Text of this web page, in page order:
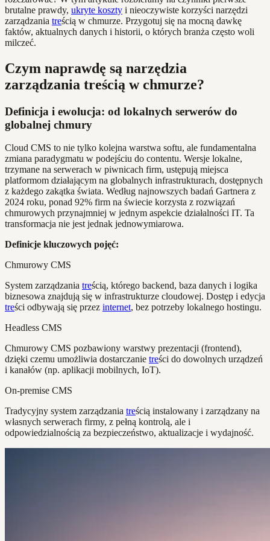
brutalne prawdy, ukryte koszty i nieoczywiste korzyści narzędzi
zarządzania treścią w chmurze. Przygotuj się na mocną dawkę
faktów, aktualnych danych i historii, o których branża często woli
milczeć.
Czym naprawdę są narzędzia
zarządzania treścią w chmurze?
Definicja i ewolucja: od lokalnych serwerów do
globalnej chmury
Cloud CMS to nie tylko kolejna warstwa softu, ale fundamentalna
zmiana paradygmatu w podejściu do contentu. Wersje lokalne,
trzymane na serwerach w piwnicach firm, ustępują miejsca
platformom działającym na globalnych infrastrukturach, dostępnych
z każdego zakątka świata. Według najnowszych badań Gartnera z
2024 roku, ponad 92% firm na świecie korzysta z rozwiązań
chmurowych przynajmniej w jednym aspekcie działalności IT. Ta
transformacja nie jest jednak jednowymiarowa.
Definicje kluczowych pojęć:
Chmurowy CMS
System zarządzania treścią, którego backend, baza danych i logika
biznesowa znajdują się w infrastrukturze cloudowej. Dostęp i edycja
treści odbywają się przez internet, bez potrzeby lokalnego hostingu.
Headless CMS
Chmurowy CMS pozbawiony warstwy prezentacji (frontend),
dzięki czemu umożliwia dostarczanie treści do dowolnych urządzeń
i kanałów (np. aplikacji mobilnych, IoT).
On-premise CMS
Tradycyjny system zarządzania treścią instalowany i zarządzany na
własnych serwerach firmy, z pełną kontrolą, ale i
odpowiedzialnością za bezpieczeństwo, aktualizacje i wydajność.